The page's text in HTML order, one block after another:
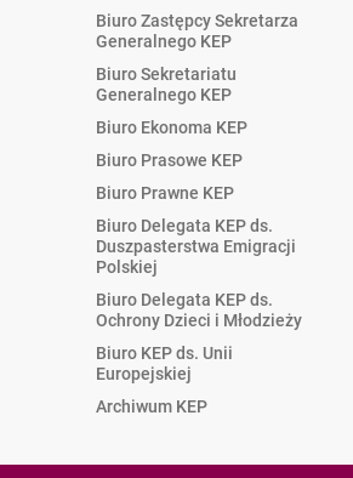
Biuro Zastępcy Sekretarza
Generalnego KEP
Biuro Sekretariatu
Generalnego KEP
Biuro Ekonoma KEP
Biuro Prasowe KEP
Biuro Prawne KEP
Biuro Delegata KEP ds.
Duszpasterstwa Emigracji
Polskiej
Biuro Delegata KEP ds.
Ochrony Dzieci i Młodzieży
Biuro KEP ds. Unii
Europejskiej
Archiwum KEP